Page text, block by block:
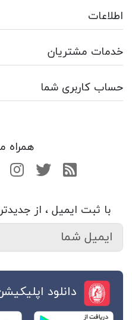
اطلاعات
خدمات مشتریان
حساب کاربری شما
همراه
RSS توییتر
با ثبت ایمیل ، از
دانلود